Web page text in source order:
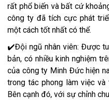
rất phổ biến và bất cứ
công ty đã tích cực phát
một cách tốt nhất có thể.
✔️Đội ngũ nhân viên: Được
bản, có nhiều kinh nghiệm
của công ty Minh Đức hiện
trong tác phong làm việc
Bên cạnh đó, với sự chỉnh